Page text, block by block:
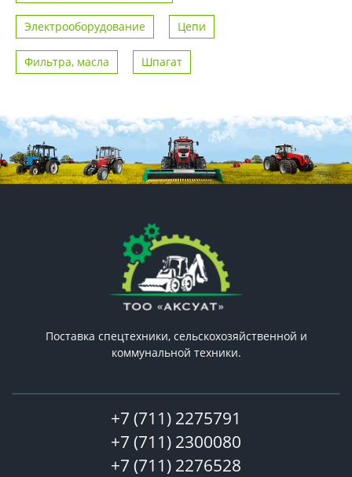
Электрооборудование Цепи
Фильтра, масла Шпагат
Поставка спецтехники, сельскохозяйственной и
коммунальной техники.
+7 (711) 2275791
+7 (711) 2300080
+7 (711) 2276528